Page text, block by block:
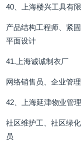
40、上海楼兴工具有
产品结构工程师、紧
平面设计
41.上海诚诚制衣厂
网络销售员、企业管理
42、上海延津物业管
社区维护工、社区绿
员